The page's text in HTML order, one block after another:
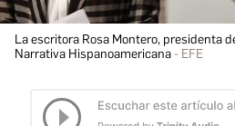
La escritora Rosa Montero, presidenta
Narrativa Hispanoamericana
EFE